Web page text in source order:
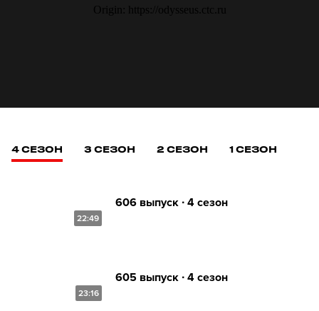
4 СЕЗОН 3 СЕЗОН 2 СЕЗОН 1 СЕЗОН
22:49
606 выпуск ∙ 4 сезон
23:16
605 выпуск ∙ 4 сезон